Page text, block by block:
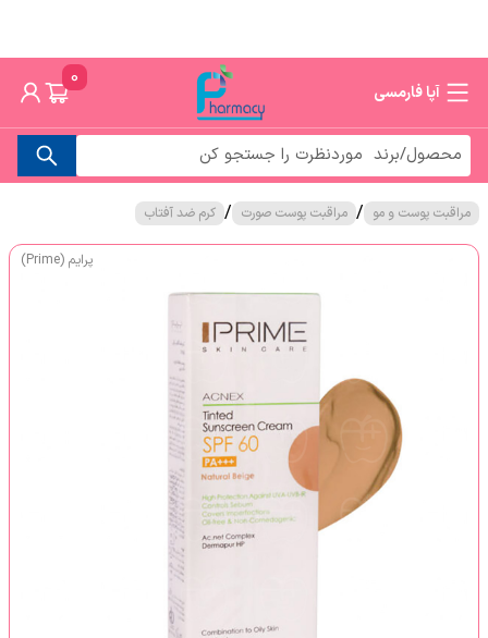
آپا فارمسی
0
مراقبت پوست و مو / مراقبت پوست صورت / کرم ضد آفتاب
پرایم (Prime)